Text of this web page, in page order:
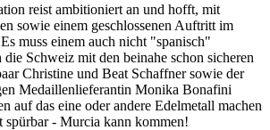
reist ambitioniert an und hofft, mit
sowie einem geschlossenen Auftritt im
muss einem auch nicht "spanisch"
Schweiz mit den beinahe schon sicheren
Christine und Beat Schaffner sowie der
Medaillenlieferantin Monika Bonafini
auf das eine oder andere Edelmetall machen
spürbar - Murcia kann kommen!